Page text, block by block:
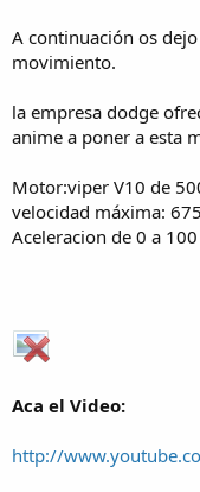
A continuación os
movimiento.
la empresa dodge
anime a poner a esta
Motor:viper V10 de
velocidad máxima:
Aceleracion de 0 a
Aca el Video:
http://